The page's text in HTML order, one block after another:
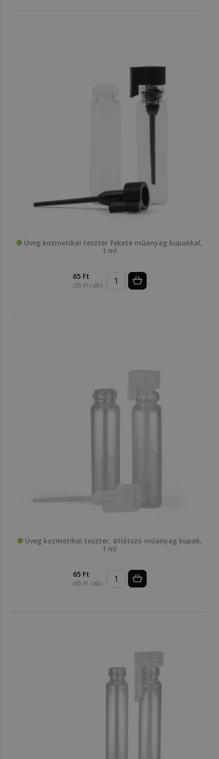
Üveg kozmetikai teszter fekete műanyag kupakkal,
1 ml
65 Ft
(65 Ft / db)
Üveg kozmetikai teszter, átlátszó műanyag kupak,
1 ml
65 Ft
(65 Ft / db)